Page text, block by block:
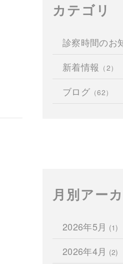
カテゴリ
診察時間のお
新着情報 （2）
ブログ（62）
月別アー
2026年5月 (1)
2026年4月 (2)